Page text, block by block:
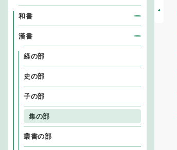
和書
漢書
経の部
史の部
子の部
集の部
叢書の部